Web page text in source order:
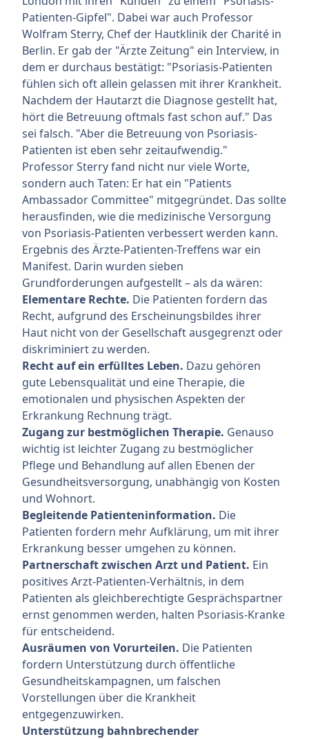
Patienten-Gipfel". Dabei war auch Professor
Wolfram Sterry, Chef der Hautklinik der Charité in
Berlin. Er gab der "Ärzte Zeitung" ein Interview, in
dem er durchaus bestätigt: "Psoriasis-Patienten
fühlen sich oft allein gelassen mit ihrer Krankheit.
Nachdem der Hautarzt die Diagnose gestellt hat,
hört die Betreuung oftmals fast schon auf." Das
sei falsch. "Aber die Betreuung von Psoriasis-
Patienten ist eben sehr zeitaufwendig."
Professor Sterry fand nicht nur viele Worte,
sondern auch Taten: Er hat ein "Patients
Ambassador Committee" mitgegründet. Das sollte
herausfinden, wie die medizinische Versorgung
von Psoriasis-Patienten verbessert werden kann.
Ergebnis des Ärzte-Patienten-Treffens war ein
Manifest. Darin wurden sieben
Grundforderungen aufgestellt – als da wären:
Elementare Rechte. Die Patienten fordern das
Recht, aufgrund des Erscheinungsbildes ihrer
Haut nicht von der Gesellschaft ausgegrenzt oder
diskriminiert zu werden.
Recht auf ein erfülltes Leben. Dazu gehören
gute Lebensqualität und eine Therapie, die
emotionalen und physischen Aspekten der
Erkrankung Rechnung trägt.
Zugang zur bestmöglichen Therapie. Genauso
wichtig ist leichter Zugang zu bestmöglicher
Pflege und Behandlung auf allen Ebenen der
Gesundheitsversorgung, unabhängig von Kosten
und Wohnort.
Begleitende Patienteninformation. Die
Patienten fordern mehr Aufklärung, um mit ihrer
Erkrankung besser umgehen zu können.
Partnerschaft zwischen Arzt und Patient. Ein
positives Arzt-Patienten-Verhältnis, in dem
Patienten als gleichberechtigte Gesprächspartner
ernst genommen werden, halten Psoriasis-Kranke
für entscheidend.
Ausräumen von Vorurteilen. Die Patienten
fordern Unterstützung durch öffentliche
Gesundheitskampagnen, um falschen
Vorstellungen über die Krankheit
entgegenzuwirken.
Unterstützung bahnbrechender